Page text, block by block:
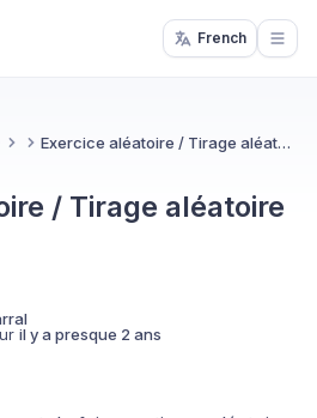
French
More Exercice aléatoire / Tirage aléatoire & Banques
/ Tirage aléatoire
il y a presque 2 ans